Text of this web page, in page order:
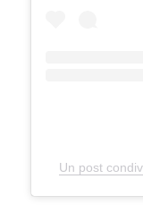
Un post